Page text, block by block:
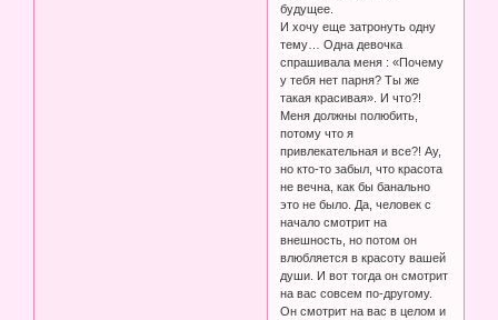
будущее.
И хочу еще затронуть одну
тему… Одна девочка
спрашивала меня : «Почему
у тебя нет парня? Ты же
такая красивая». И что?!
Меня должны полюбить,
потому что я
привлекательная и все?! Ау,
но кто-то забыл, что красота
не вечна, как бы банально
это не было. Да, человек с
начало смотрит на
внешность, но потом он
влюбляется в красоту вашей
души. И вот тогда он смотрит
на вас совсем по-другому.
Он смотрит на вас в целом и